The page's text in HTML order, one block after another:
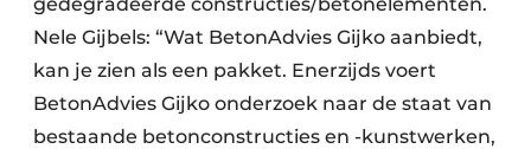
Nele Gijbels: “Wat BetonAdvies Gijko aanbiedt,
kan je zien als een pakket. Enerzijds voert
BetonAdvies Gijko onderzoek naar de staat van
bestaande betonconstructies en -kunstwerken,